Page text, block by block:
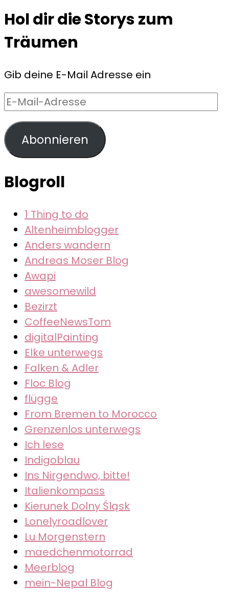
Hol dir die Storys zum
Träumen
Gib deine E-Mail Adresse ein
E-
Mail-
Adresse
Abonnieren
Blogroll
1 Thing to do
Altenheimblogger
Anders wandern
Andreas Moser Blog
Awapi
awesomewild
Bezirzt
CoffeeNewsTom
digitalPainting
Elke unterwegs
Falken & Adler
Floc Blog
flügge
From Bremen to Morocco
Grenzenlos unterwegs
Ich lese
Indigoblau
Ins Nirgendwo, bitte!
Italienkompass
Kierunek Dolny Śląsk
Lonelyroadlover
Lu Morgenstern
maedchenmotorrad
Meerblog
mein-Nepal Blog